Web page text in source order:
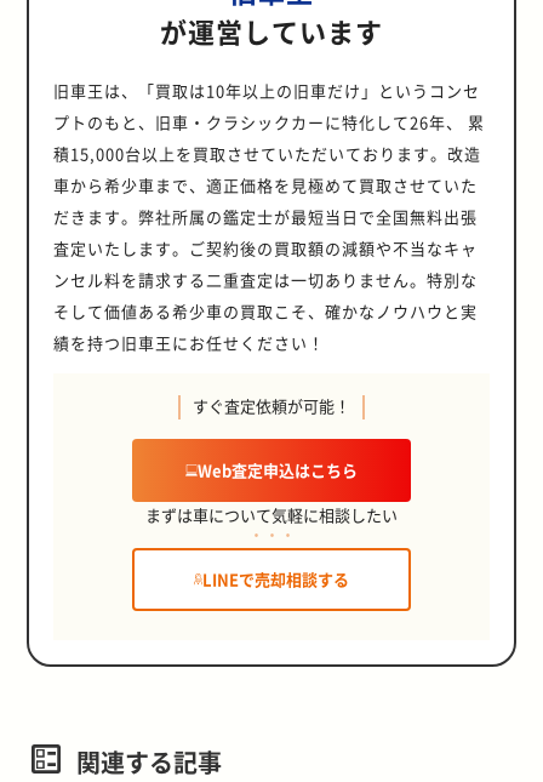
が運営しています
旧車王は、「買取は10年以上の旧車だけ」というコンセ
プトのもと、旧車・クラシックカーに特化して26年、 累
積15,000台以上を買取させていただいております。改造
車から希少車まで、適正価格を見極めて買取させていた
だきます。弊社所属の鑑定士が最短当日で全国無料出張
査定いたします。ご契約後の買取額の減額や不当なキャ
ンセル料を請求する二重査定は一切ありません。特別な
そして価値ある希少車の買取こそ、確かなノウハウと実
績を持つ旧車王にお任せください！
すぐ査定依頼が可能！
Web査定申込はこちら
まずは車について気軽に相談したい
LINEで売却相談する
関連する記事